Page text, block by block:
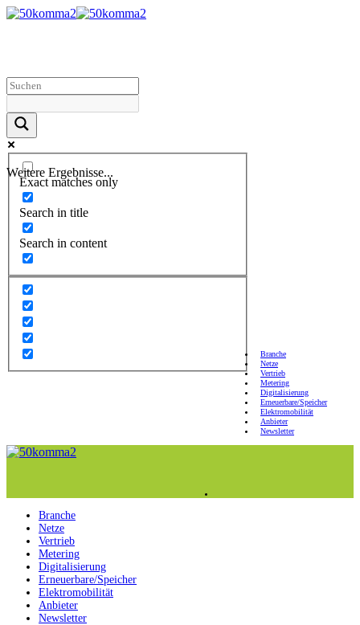
Weitere Ergebnisse...
Exact matches only
Search in title
Search in content
Branche
Netze
Vertrieb
Metering
Digitalisierung
Erneuerbare/Speicher
Elektromobilität
Anbieter
Newsletter
Branche
Netze
Vertrieb
Metering
Digitalisierung
Erneuerbare/Speicher
Elektromobilität
Anbieter
Newsletter